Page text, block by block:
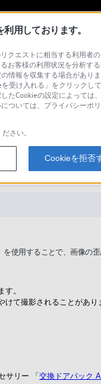
やけたり
使用することで、画像の
。
て撮影されることがあり
サリー 「 交換ドアパック
用しております。
クエストに相当する利用
お客様の利用状況を分析す
情報を収集する場合があり
受け入れる」をクリック
たCookieの設定によって
ついては、プライバシーポリ
さい。
Cookieを拒否